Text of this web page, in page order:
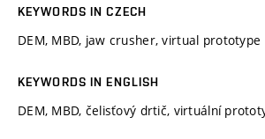
KEYWORDS IN CZECH
DEM, MBD, jaw crusher, virtual prototype
KEYWORDS IN ENGLISH
DEM, MBD, čelisťový drtič, virtuální